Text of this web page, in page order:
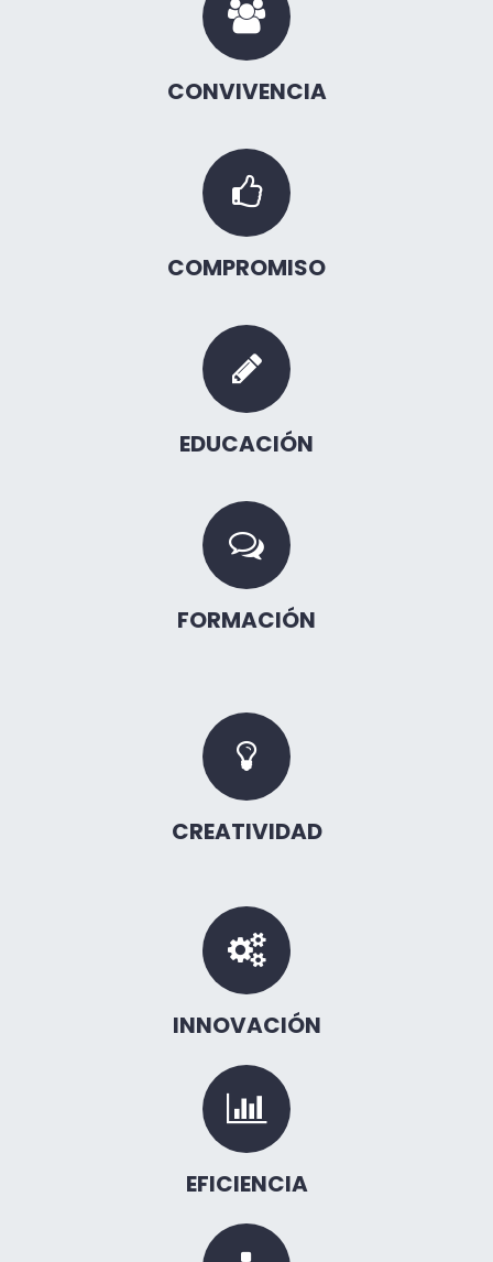
CONVIVENCIA
COMPROMISO
EDUCACIÓN
FORMACIÓN
CREATIVIDAD
INNOVACIÓN
EFICIENCIA